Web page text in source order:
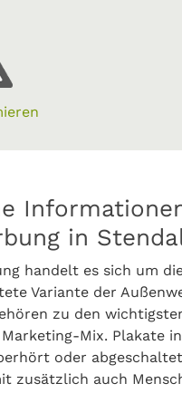
in
handelt es sich um
Variante der
zu den
Mix. Plakate
oder
zusätzlich auch